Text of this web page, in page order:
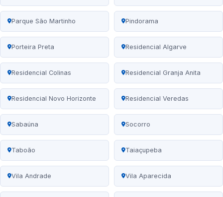
Parque São Martinho Pindorama
Porteira Preta Residencial Algarve
Residencial Colinas Residencial Granja Anita
Residencial Novo Horizonte Residencial Veredas
Sabaúna Socorro
Taboão Taiaçupeba
Vila Andrade Vila Aparecida